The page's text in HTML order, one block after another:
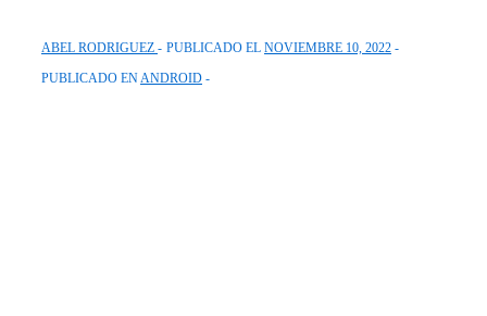
ABEL RODRIGUEZ PUBLICADO EL NOVIEMBRE 10, 2022
PUBLICADO EN ANDROID